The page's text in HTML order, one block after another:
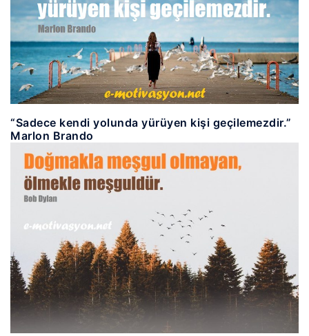
“Sadece kendi yolunda yürüyen kişi geçilemezdir.”
Marlon Brando